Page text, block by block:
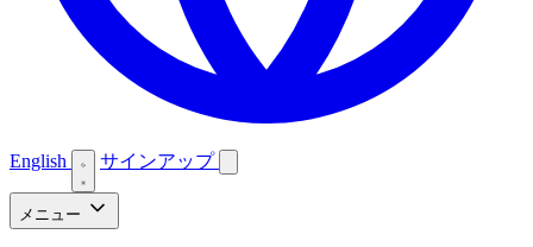
English サインアップ
メニュー